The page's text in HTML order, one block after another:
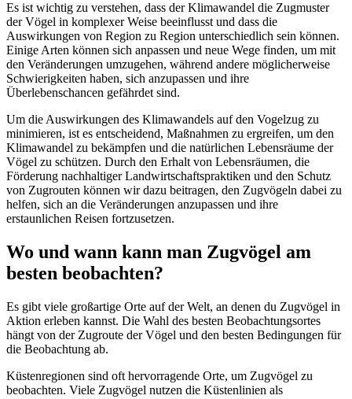
Es ist wichtig zu verstehen, dass der Klimawandel die Zugmuster
der Vögel in komplexer Weise beeinflusst und dass die
Auswirkungen von Region zu Region unterschiedlich sein können.
Einige Arten können sich anpassen und neue Wege finden, um mit
den Veränderungen umzugehen, während andere möglicherweise
Schwierigkeiten haben, sich anzupassen und ihre
Überlebenschancen gefährdet sind.
Um die Auswirkungen des Klimawandels auf den Vogelzug zu
minimieren, ist es entscheidend, Maßnahmen zu ergreifen, um den
Klimawandel zu bekämpfen und die natürlichen Lebensräume der
Vögel zu schützen. Durch den Erhalt von Lebensräumen, die
Förderung nachhaltiger Landwirtschaftspraktiken und den Schutz
von Zugrouten können wir dazu beitragen, den Zugvögeln dabei zu
helfen, sich an die Veränderungen anzupassen und ihre
erstaunlichen Reisen fortzusetzen.
Wo und wann kann man Zugvögel am
besten beobachten?
Es gibt viele großartige Orte auf der Welt, an denen du Zugvögel in
Aktion erleben kannst. Die Wahl des besten Beobachtungsortes
hängt von der Zugroute der Vögel und den besten Bedingungen für
die Beobachtung ab.
Küstenregionen sind oft hervorragende Orte, um Zugvögel zu
beobachten. Viele Zugvögel nutzen die Küstenlinien als